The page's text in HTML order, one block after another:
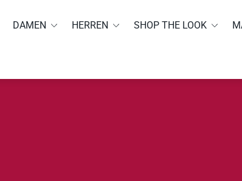
DAMEN HERREN SHOP THE LOOK